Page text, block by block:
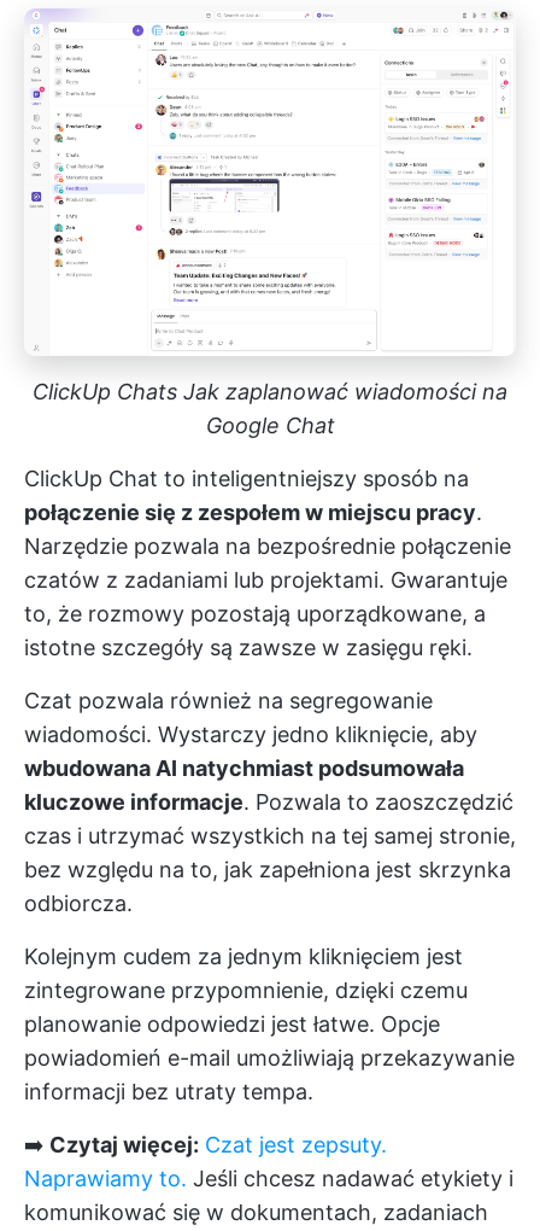
ClickUp Chats Jak zaplanować wiadomości na
Google Chat
ClickUp Chat to inteligentniejszy sposób na
połączenie się z zespołem w miejscu pracy.
Narzędzie pozwala na bezpośrednie połączenie
czatów z zadaniami lub projektami. Gwarantuje
to, że rozmowy pozostają uporządkowane, a
istotne szczegóły są zawsze w zasięgu ręki.
Czat pozwala również na segregowanie
wiadomości. Wystarczy jedno kliknięcie, aby
wbudowana AI natychmiast podsumowała
kluczowe informacje. Pozwala to zaoszczędzić
czas i utrzymać wszystkich na tej samej stronie,
bez względu na to, jak zapełniona jest skrzynka
odbiorcza.
Kolejnym cudem za jednym kliknięciem jest
zintegrowane przypomnienie, dzięki czemu
planowanie odpowiedzi jest łatwe. Opcje
powiadomień e-mail umożliwiają przekazywanie
informacji bez utraty tempa.
➡️ Czytaj więcej: Czat jest zepsuty.
Naprawiamy to. Jeśli chcesz nadawać etykiety i
komunikować się w dokumentach, zadaniach